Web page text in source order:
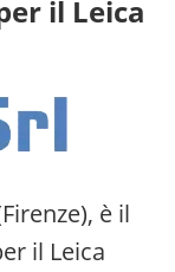
il Leica
è il
il Leica